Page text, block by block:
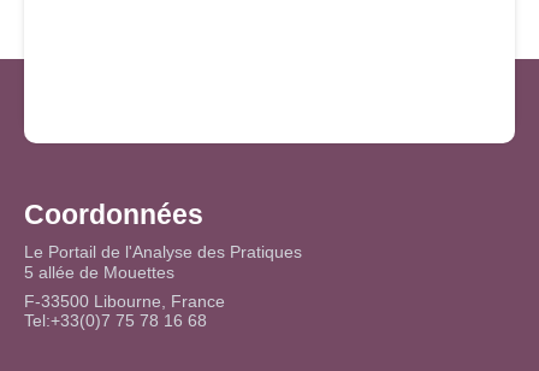
Coordonnées
Le Portail de l'Analyse des Pratiques
5 allée de Mouettes
F-33500 Libourne, France
Tel:+33(0)7 75 78 16 68